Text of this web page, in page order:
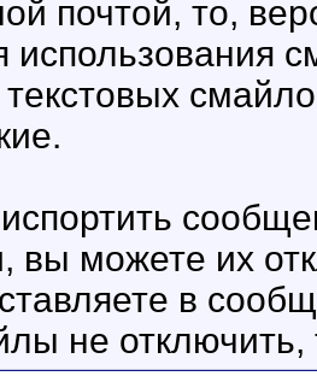
почтой, то,
использования
вы можете их
в
не отключить,